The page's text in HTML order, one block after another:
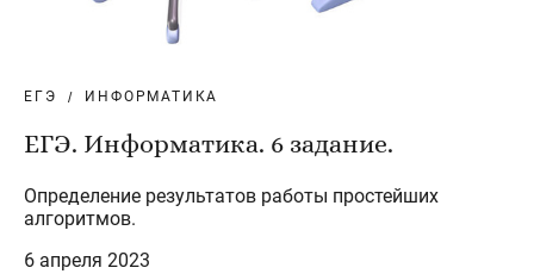
ЕГЭ ИНФОРМАТИКА
ЕГЭ. Информатика. 6 задание.
Определение результатов работы простейших
алгоритмов.
6 апреля 2023